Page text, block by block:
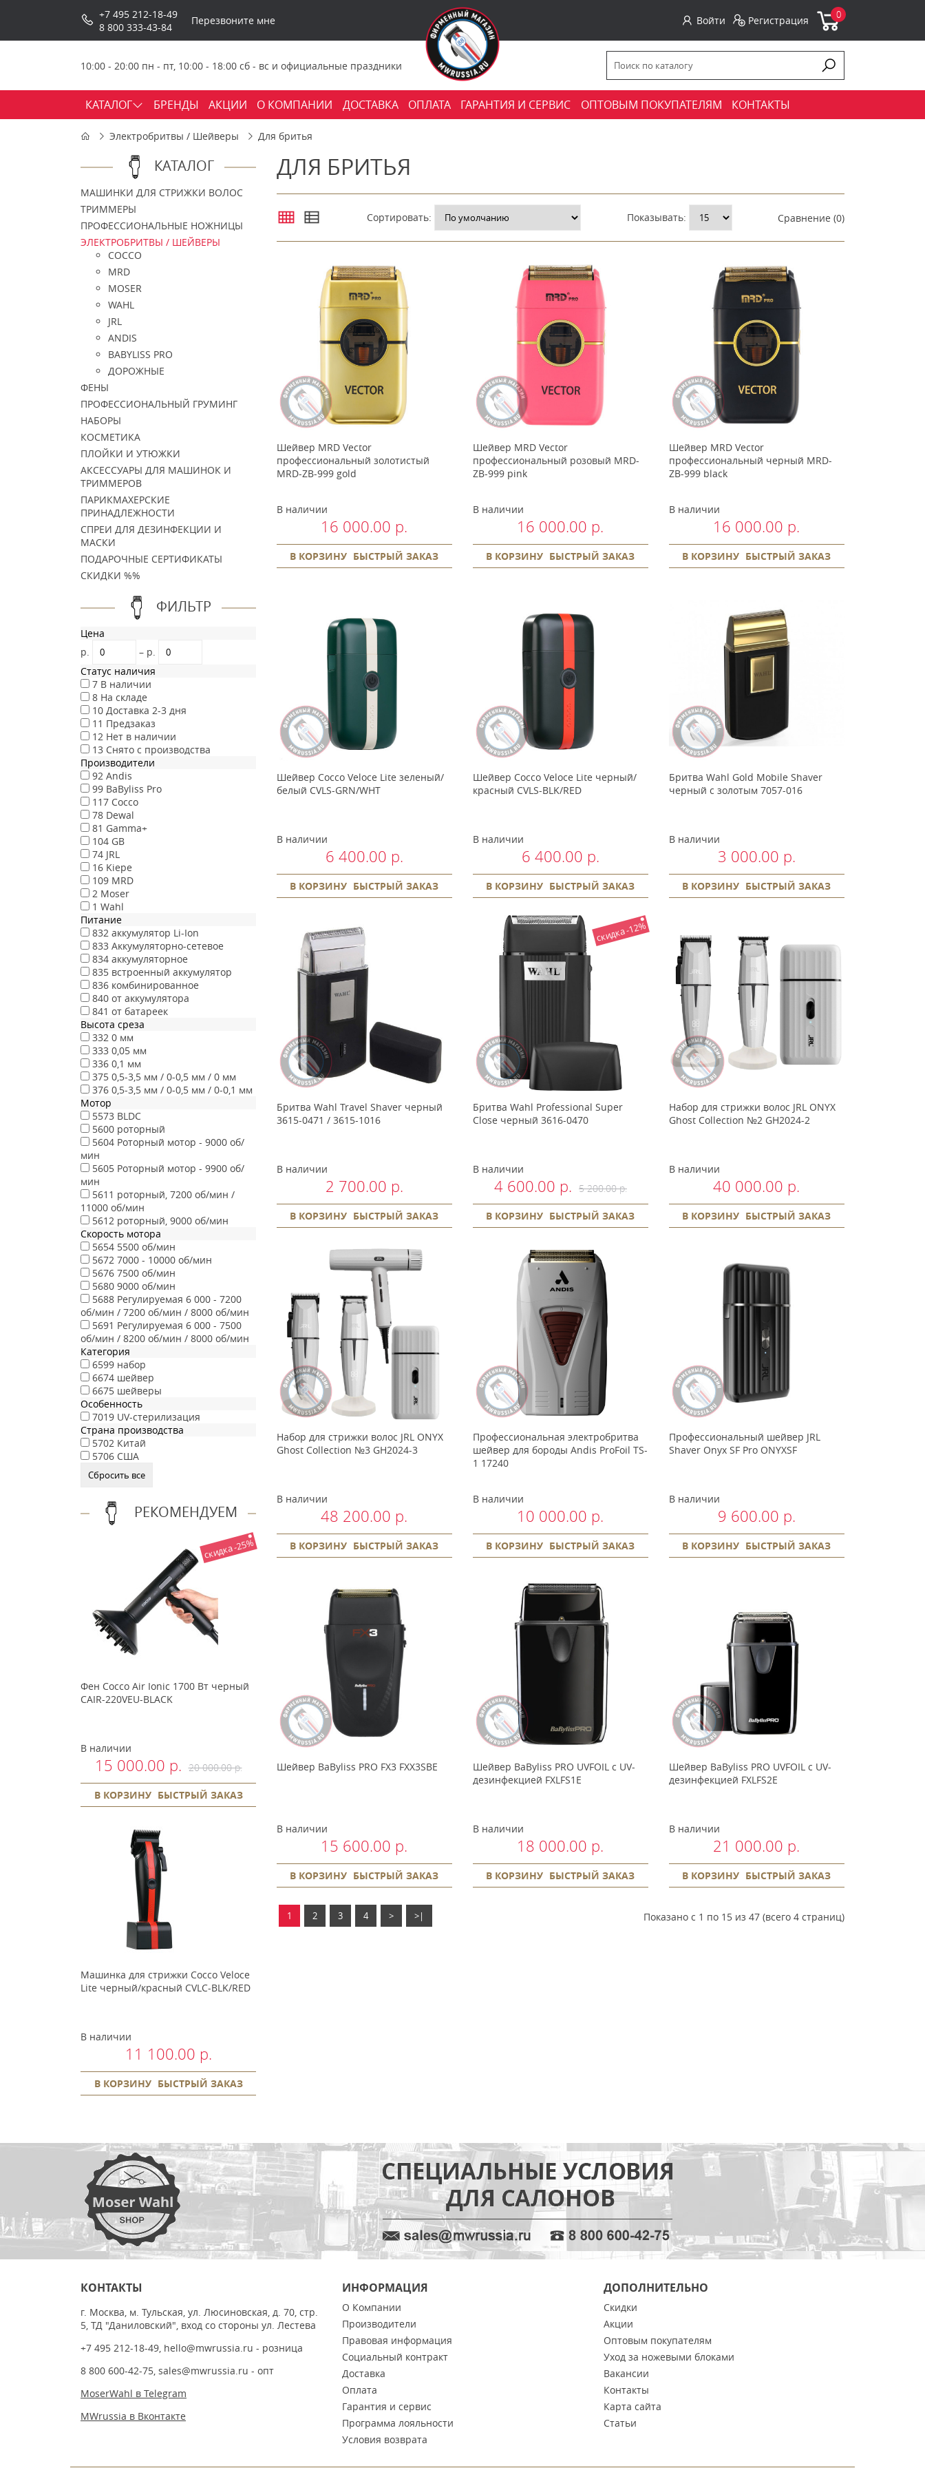
+7 495 212-18-49
8 800 333-43-84
Перезвоните мне Войти Регистрация 0
10:00 - 20:00 пн - пт, 10:00 - 18:00 сб - вс и официальные праздники
КАТАЛОГ БРЕНДЫ АКЦИИ О КОМПАНИИ ДОСТАВКА ОПЛАТА ГАРАНТИЯ И СЕРВИС ОПТОВЫМ ПОКУПАТЕЛЯМ КОНТАКТЫ
Электробритвы / Шейверы Для бритья
КАТАЛОГ
МАШИНКИ ДЛЯ СТРИЖКИ ВОЛОС
ТРИММЕРЫ
ПРОФЕССИОНАЛЬНЫЕ НОЖНИЦЫ
ЭЛЕКТРОБРИТВЫ / ШЕЙВЕРЫ
COCCO
MRD
MOSER
WAHL
JRL
ANDIS
BABYLISS PRO
ДОРОЖНЫЕ
ФЕНЫ
ПРОФЕССИОНАЛЬНЫЙ ГРУМИНГ
НАБОРЫ
КОСМЕТИКА
ПЛОЙКИ И УТЮЖКИ
АКСЕССУАРЫ ДЛЯ МАШИНОК И
ТРИММЕРОВ
ПАРИКМАХЕРСКИЕ
ПРИНАДЛЕЖНОСТИ
СПРЕИ ДЛЯ ДЕЗИНФЕКЦИИ И
МАСКИ
ПОДАРОЧНЫЕ СЕРТИФИКАТЫ
СКИДКИ %%
ФИЛЬТР
Цена
р.
– р.
Статус наличия
7 В наличии
8 На складе
10 Доставка 2-3 дня
11 Предзаказ
12 Нет в наличии
13 Снято с производства
Производители
92 Andis
99 BaByliss Pro
117 Cocco
78 Dewal
81 Gamma+
104 GB
74 JRL
16 Kiepe
109 MRD
2 Moser
1 Wahl
Питание
832 аккумулятор Li-Ion
833 Аккумуляторно-сетевое
834 аккумуляторное
835 встроенный аккумулятор
836 комбинированное
840 от аккумулятора
841 от батареек
Высота среза
332 0 мм
333 0,05 мм
336 0,1 мм
375 0,5-3,5 мм / 0-0,5 мм / 0 мм
376 0,5-3,5 мм / 0-0,5 мм / 0-0,1 мм
Мотор
5573 BLDC
5600 роторный
5604 Роторный мотор - 9000 об/
мин
5605 Роторный мотор - 9900 об/
мин
5611 роторный, 7200 об/мин /
11000 об/мин
5612 роторный, 9000 об/мин
Скорость мотора
5654 5500 об/мин
5672 7000 - 10000 об/мин
5676 7500 об/мин
5680 9000 об/мин
5688 Регулируемая 6 000 - 7200
об/мин / 7200 об/мин / 8000 об/мин
5691 Регулируемая 6 000 - 7500
об/мин / 8200 об/мин / 8000 об/мин
Категория
6599 набор
6674 шейвер
6675 шейверы
Особенность
7019 UV-стерилизация
Страна производства
5702 Китай
5706 США
РЕКОМЕНДУЕМ
скидка -25%
Фен Cocco Air Ionic 1700 Вт черный
CAIR-220VEU-BLACK
В наличии
15 000.00 р. 20 000.00 р.
В КОРЗИНУ БЫСТРЫЙ ЗАКАЗ
Машинка для стрижки Cocco Veloce
Lite черный/красный CVLC-BLK/RED
В наличии
11 100.00 р.
В КОРЗИНУ БЫСТРЫЙ ЗАКАЗ
ДЛЯ БРИТЬЯ
Сортировать: Показывать: Сравнение (0)
Шейвер MRD Vector
профессиональный золотистый
MRD-ZB-999 gold
В наличии
16 000.00 р.
В КОРЗИНУ БЫСТРЫЙ ЗАКАЗ
Шейвер MRD Vector
профессиональный розовый MRD-
ZB-999 pink
В наличии
16 000.00 р.
В КОРЗИНУ БЫСТРЫЙ ЗАКАЗ
Шейвер MRD Vector
профессиональный черный MRD-
ZB-999 black
В наличии
16 000.00 р.
В КОРЗИНУ БЫСТРЫЙ ЗАКАЗ
Шейвер Cocco Veloce Lite зеленый/
белый CVLS-GRN/WHT
В наличии
6 400.00 р.
В КОРЗИНУ БЫСТРЫЙ ЗАКАЗ
Шейвер Cocco Veloce Lite черный/
красный CVLS-BLK/RED
В наличии
6 400.00 р.
В КОРЗИНУ БЫСТРЫЙ ЗАКАЗ
Бритва Wahl Gold Mobile Shaver
черный с золотым 7057-016
В наличии
3 000.00 р.
В КОРЗИНУ БЫСТРЫЙ ЗАКАЗ
Бритва Wahl Travel Shaver черный
3615-0471 / 3615-1016
В наличии
2 700.00 р.
В КОРЗИНУ БЫСТРЫЙ ЗАКАЗ
скидка -12%
Бритва Wahl Professional Super
Close черный 3616-0470
В наличии
4 600.00 р. 5 200.00 р.
В КОРЗИНУ БЫСТРЫЙ ЗАКАЗ
Набор для стрижки волос JRL ONYX
Ghost Collection №2 GH2024-2
В наличии
40 000.00 р.
В КОРЗИНУ БЫСТРЫЙ ЗАКАЗ
Набор для стрижки волос JRL ONYX
Ghost Collection №3 GH2024-3
В наличии
48 200.00 р.
В КОРЗИНУ БЫСТРЫЙ ЗАКАЗ
Профессиональная электробритва
шейвер для бороды Andis ProFoil TS-
1 17240
В наличии
10 000.00 р.
В КОРЗИНУ БЫСТРЫЙ ЗАКАЗ
Профессиональный шейвер JRL
Shaver Onyx SF Pro ONYXSF
В наличии
9 600.00 р.
В КОРЗИНУ БЫСТРЫЙ ЗАКАЗ
Шейвер BaByliss PRO FX3 FXX3SBE
В наличии
15 600.00 р.
В КОРЗИНУ БЫСТРЫЙ ЗАКАЗ
Шейвер BaByliss PRO UVFOIL с UV-
дезинфекцией FXLFS1E
В наличии
18 000.00 р.
В КОРЗИНУ БЫСТРЫЙ ЗАКАЗ
Шейвер BaByliss PRO UVFOIL с UV-
дезинфекцией FXLFS2E
В наличии
21 000.00 р.
В КОРЗИНУ БЫСТРЫЙ ЗАКАЗ
1 2 3 4 > >| Показано с 1 по 15 из 47 (всего 4 страниц)
КОНТАКТЫ
г. Москва, м. Тульская, ул. Люсиновская, д. 70, стр.
5, ТД "Даниловский", вход со стороны ул. Лестева
+7 495 212-18-49, hello@mwrussia.ru - розница
8 800 600-42-75, sales@mwrussia.ru - опт
MoserWahl в Telegram
MWrussia в Вконтакте
ИНФОРМАЦИЯ
О Компании
Производители
Правовая информация
Социальный контракт
Доставка
Оплата
Гарантия и сервис
Программа лояльности
Условия возврата
ДОПОЛНИТЕЛЬНО
Скидки
Акции
Оптовым покупателям
Уход за ножевыми блоками
Вакансии
Контакты
Карта сайта
Статьи